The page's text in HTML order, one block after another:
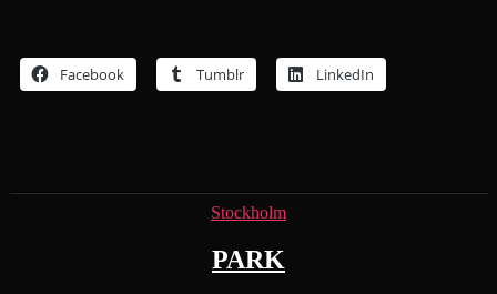
Facebook Tumblr LinkedIn
Kategorier
Stockholm
PARK